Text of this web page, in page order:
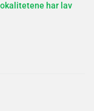
har lav